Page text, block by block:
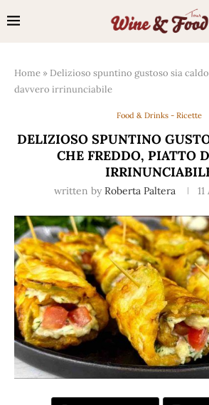
Home » Delizioso spuntino gustoso sia
davvero irrinunciabile
Food & Drinks - Ricette
DELIZIOSO SPUNTINO
CHE FREDDO, PIATTO
written by Roberta Paltera